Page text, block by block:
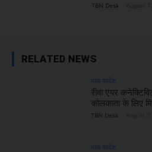
TBN Desk
RELATED NEWS
मध्य प्रदेश
रीवा एयर
कोलकाता के लिए
TBN Desk
मध्य प्रदेश